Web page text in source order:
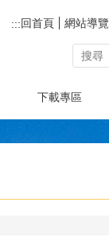
:::回首頁 網站導覽
下載專區